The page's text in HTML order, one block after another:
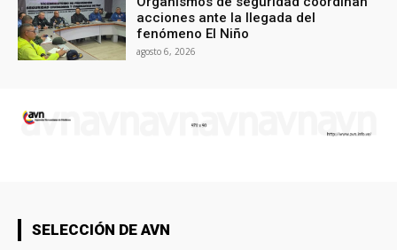
acciones ante la llegada del
fenómeno El Niño
agosto 6, 2026
SELECCIÓN DE AVN